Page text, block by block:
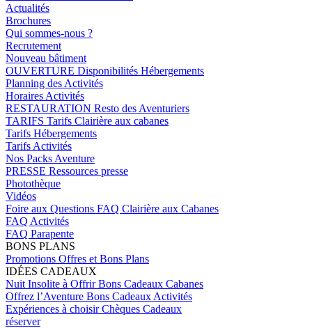
Actualités
Brochures
Qui sommes-nous ?
Recrutement
Nouveau bâtiment
OUVERTURE Disponibilités Hébergements
Planning des Activités
Horaires Activités
RESTAURATION Resto des Aventuriers
TARIFS Tarifs Clairière aux cabanes
Tarifs Hébergements
Tarifs Activités
Nos Packs Aventure
PRESSE Ressources presse
Photothèque
Vidéos
Foire aux Questions FAQ Clairière aux Cabanes
FAQ Activités
FAQ Parapente
BONS PLANS
Promotions Offres et Bons Plans
IDÉES CADEAUX
Nuit Insolite à OffrirBons Cadeaux Cabanes
Offrez l’Aventure Bons Cadeaux Activités
Expériences à choisirChèques Cadeaux
réserver